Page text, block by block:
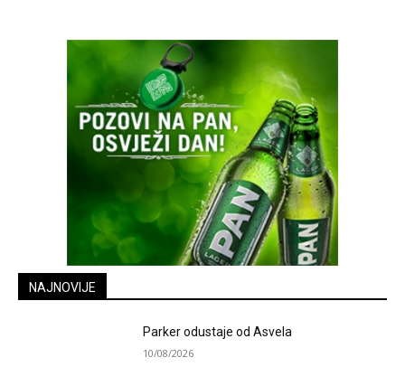
NAJNOVIJE
Parker odustaje od Asvela
10/08/2026